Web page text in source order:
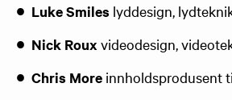
Luke Smiles lyddesign,
Nick Roux videodesign,
Chris More innholdsprodusent